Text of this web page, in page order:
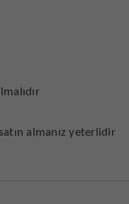
almanız yeterlidir